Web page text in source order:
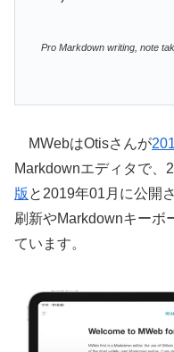
Pro Markdown writing, note
MWebはOtisさんが
Markdownエディタで、
版 と2019年01月に公開
刷新やMarkdownキーボ
ています。